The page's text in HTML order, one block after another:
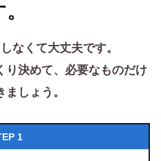
なくて大丈夫です。
り決めて、必要なものだけ
しょう。
1